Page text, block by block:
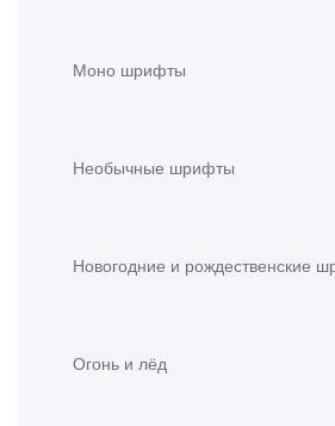
Моно шрифты
Необычные шрифты
Новогодние и рождественские
Огонь и лёд